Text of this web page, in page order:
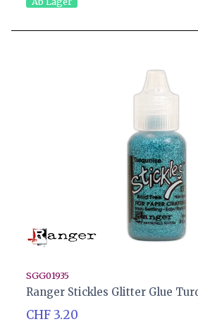
SGG01935
Ranger Stickles Glitter Glue
CHF 3.20